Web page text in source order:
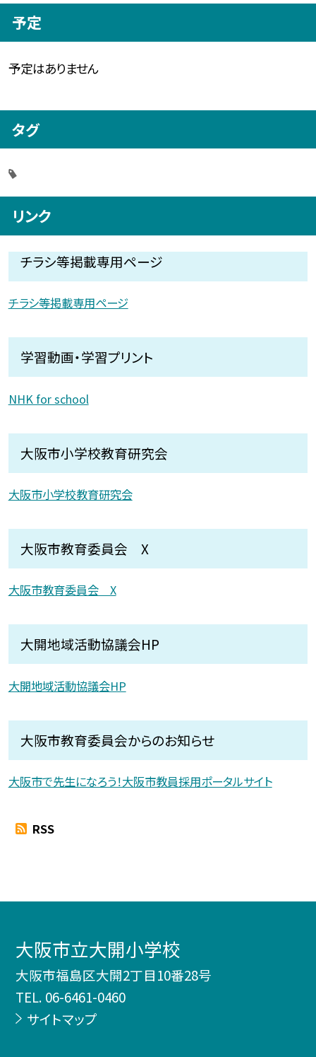
予定
予定はありません
タグ
リンク
チラシ等掲載専用ページ
チラシ等掲載専用ページ
学習動画・学習プリント
NHK for school
大阪市小学校教育研究会
大阪市小学校教育研究会
大阪市教育委員会 X
大阪市教育委員会 X
大開地域活動協議会HP
大開地域活動協議会HP
大阪市教育委員会からのお知らせ
大阪市で先生になろう！大阪市教員採用ポータルサイト
RSS
大阪市立大開小学校
大阪市福島区大開2丁目10番28号
TEL. 06-6461-0460
サイトマップ